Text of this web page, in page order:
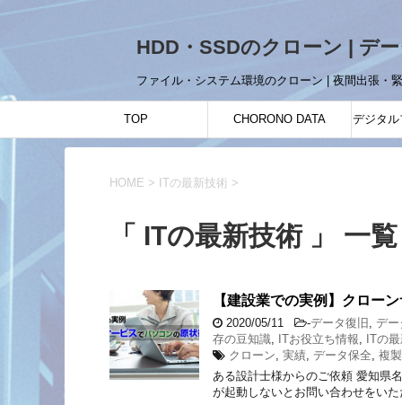
HDD・SSDのクローン | デ
ファイル・システム環境のクローン | 夜間出張・
TOP CHORONO DATA デジタ
HOME > ITの最新技術 >
「 ITの最新技術 」 一覧
【建設業での実例】クロー
2020/05/11 -データ復旧 , デー
存の豆知識, ITお役立ち情報, ITの
クローン, 実績, データ保全, 複製
ある設計士様からのご依頼 愛知県
が起動しないとお問い合わせをい